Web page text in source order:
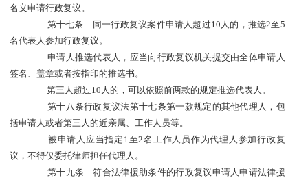
名义申请行政复议。
第十七条 同一行政复议案件申请人超过10人的，推选2至5
名代表人参加行政复议。
申请人推选代表人，应当向行政复议机关提交由全体申请人
签名、盖章或者按指印的推选书。
第三人超过10人的，可以依照前两款的规定推选代表人。
第十八条行政复议法第十七条第一款规定的其他代理人，包
括申请人或者第三人的近亲属、工作人员等。
被申请人应当指定1至2名工作人员作为代理人参加行政复
议，不得仅委托律师担任代理人。
第十九条 符合法律援助条件的行政复议申请人申请法律援